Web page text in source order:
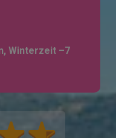
Winterzeit –7